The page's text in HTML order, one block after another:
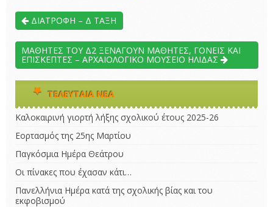
ΔΙΑΤΡΟΦΗ – Δ ΤΑΞΗ
ΜΑΘΗΤΕΣ ΤΟΥ Δ2 ΞΕΝΑΓΟΥΝ ΜΑΘΗΤΕΣ, ΓΟΝΕΙΣ ΚΑΙ
ΕΠΙΣΚΕΠΤΕΣ – ΑΡΧΑΙΟΛΟΓΙΚΟ ΜΟΥΣΕΙΟ ΗΛΙΔΑΣ
ΤΕΛΕΥΤΑΊΑ ΝΈΑ
Καλοκαιρινή γιορτή λήξης σχολικού έτους 2025-26
Εορτασμός της 25ης Μαρτίου
Παγκόσμια Ημέρα Θεάτρου
Οι πίνακες που έχασαν κάτι…
Πανελλήνια Ημέρα κατά της σχολικής βίας και του
εκφοβισμού